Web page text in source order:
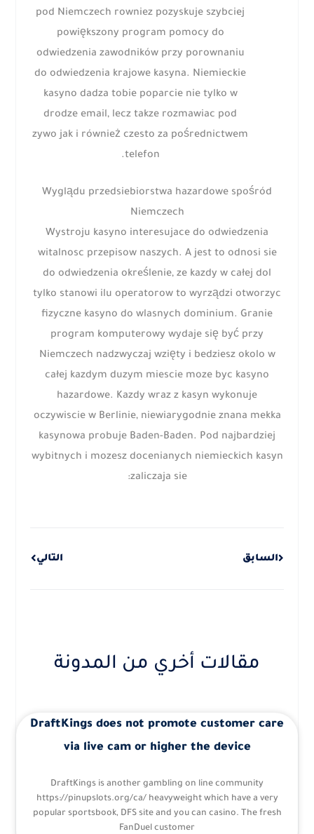
pod Niemczech rowniez pozyskuje szybciej
powiększony program pomocy do
odwiedzenia zawodników przy porownaniu
do odwiedzenia krajowe kasyna. Niemieckie
kasyno dadza tobie poparcie nie tylko w
drodze email, lecz takze rozmawiac pod
zywo jak i również czesto za pośrednictwem
telefon.
Wyglądu przedsiebiorstwa hazardowe spośród
Niemczech
Wystroju kasyno interesujace do odwiedzenia
witalnosc przepisow naszych. A jest to odnosi sie
do odwiedzenia określenie, ze kazdy w całej dol
tylko stanowi ilu operatorow to wyrządzi otworzyc
fizyczne kasyno do wlasnych dominium. Granie
program komputerowy wydaje się być przy
Niemczech nadzwyczaj wzięty i bedziesz okolo w
całej kazdym duzym miescie moze byc kasyno
hazardowe. Kazdy wraz z kasyn wykonuje
oczywiscie w Berlinie, niewiarygodnie znana mekka
kasynowa probuje Baden-Baden. Pod najbardziej
wybitnych i mozesz docenianych niemieckich kasyn
zaliczaja sie:
السابق التالي
مقالات أخري من المدونة
DraftKings does not promote customer care
via live cam or higher the device
DraftKings is another gambling on line community
https://pinupslots.org/ca/ heavyweight which have a very
popular sportsbook, DFS site and you can casino. The fresh
FanDuel customer